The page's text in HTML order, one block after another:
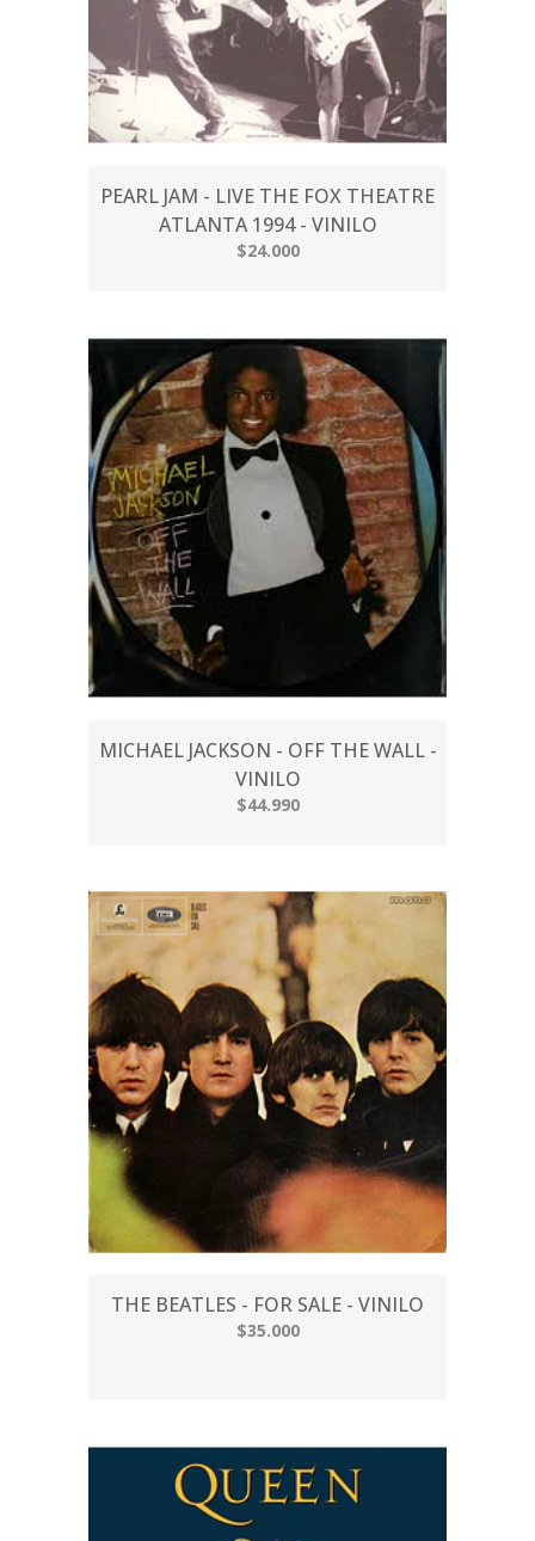
PEARL JAM - LIVE THE FOX THEATRE
ATLANTA 1994 - VINILO
$24.000
MICHAEL JACKSON - OFF THE WALL -
VINILO
$44.990
THE BEATLES - FOR SALE - VINILO
$35.000